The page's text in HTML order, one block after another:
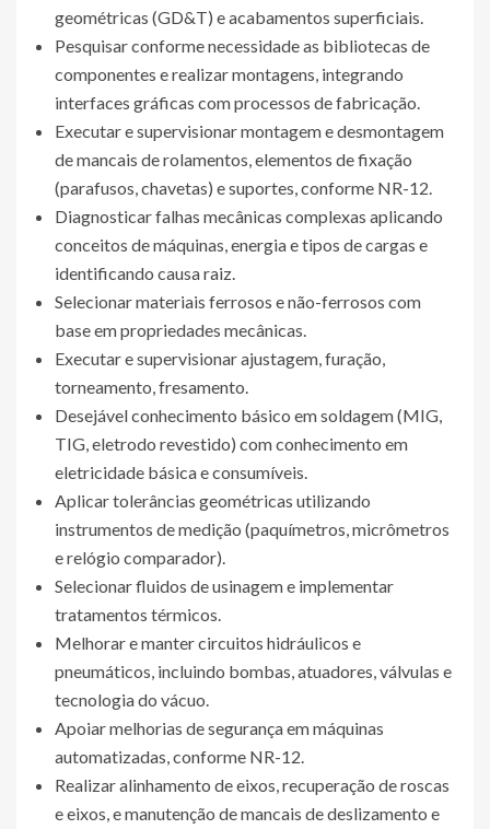
geométricas (GD&T) e acabamentos superficiais.
Pesquisar conforme necessidade as bibliotecas de
componentes e realizar montagens, integrando
interfaces gráficas com processos de fabricação.
Executar e supervisionar montagem e desmontagem
de mancais de rolamentos, elementos de fixação
(parafusos, chavetas) e suportes, conforme NR-12.
Diagnosticar falhas mecânicas complexas aplicando
conceitos de máquinas, energia e tipos de cargas e
identificando causa raiz.
Selecionar materiais ferrosos e não-ferrosos com
base em propriedades mecânicas.
Executar e supervisionar ajustagem, furação,
torneamento, fresamento.
Desejável conhecimento básico em soldagem (MIG,
TIG, eletrodo revestido) com conhecimento em
eletricidade básica e consumíveis.
Aplicar tolerâncias geométricas utilizando
instrumentos de medição (paquímetros, micrômetros
e relógio comparador).
Selecionar fluidos de usinagem e implementar
tratamentos térmicos.
Melhorar e manter circuitos hidráulicos e
pneumáticos, incluindo bombas, atuadores, válvulas e
tecnologia do vácuo.
Apoiar melhorias de segurança em máquinas
automatizadas, conforme NR-12.
Realizar alinhamento de eixos, recuperação de roscas
e eixos, e manutenção de mancais de deslizamento e